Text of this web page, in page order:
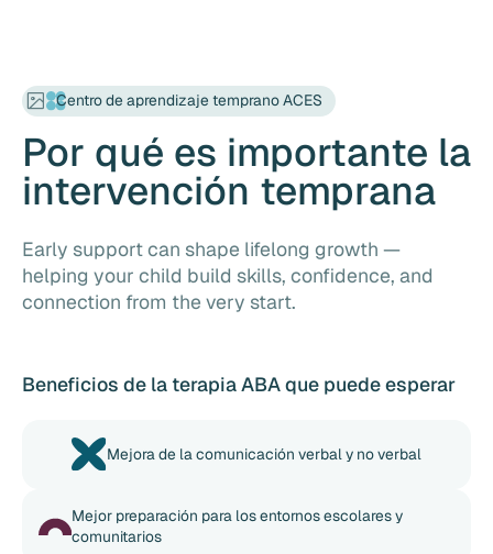
Centro de aprendizaje temprano ACES
Por qué es importante la
intervención temprana
Early support can shape lifelong growth —
helping your child build skills, confidence, and
connection from the very start.
Beneficios de la terapia ABA que puede esperar
Mejora de la comunicación verbal y no verbal
Mejor preparación para los entornos escolares y
comunitarios